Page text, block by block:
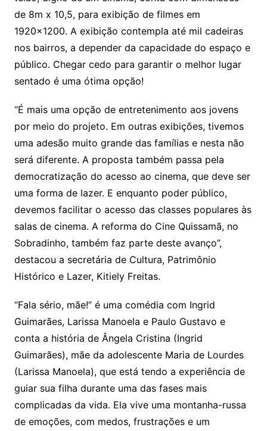
de 8m x 10,5, para exibição de filmes em
1920×1200. A exibição contempla até mil cadeiras
nos bairros, a depender da capacidade do espaço e
público. Chegar cedo para garantir o melhor lugar
sentado é uma ótima opção!
“É mais uma opção de entretenimento aos jovens
por meio do projeto. Em outras exibições, tivemos
uma adesão muito grande das famílias e nesta não
será diferente. A proposta também passa pela
democratização do acesso ao cinema, que deve ser
uma forma de lazer. E enquanto poder público,
devemos facilitar o acesso das classes populares às
salas de cinema. A reforma do Cine Quissamã, no
Sobradinho, também faz parte deste avanço”,
destacou a secretária de Cultura, Patrimônio
Histórico e Lazer, Kitiely Freitas.
“Fala sério, mãe!” é uma comédia com Ingrid
Guimarães, Larissa Manoela e Paulo Gustavo e
conta a história de Ângela Cristina (Ingrid
Guimarães), mãe da adolescente Maria de Lourdes
(Larissa Manoela), que está tendo a experiência de
guiar sua filha durante uma das fases mais
complicadas da vida. Ela vive uma montanha-russa
de emoções, com medos, frustrações e um